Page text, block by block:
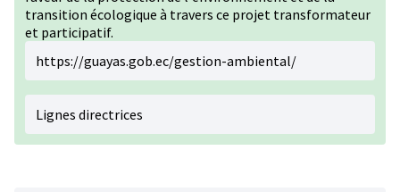
transition écologique à travers ce projet transformateur
et participatif.
https://guayas.gob.ec/gestion-ambiental/
Lignes directrices